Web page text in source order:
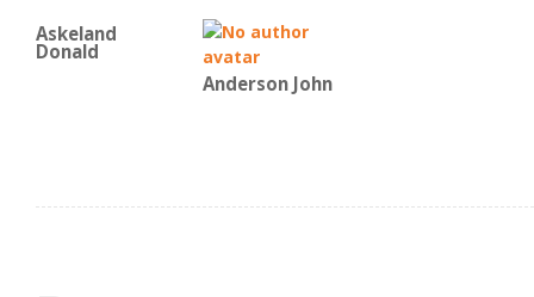
Askeland
Donald
Anderson John